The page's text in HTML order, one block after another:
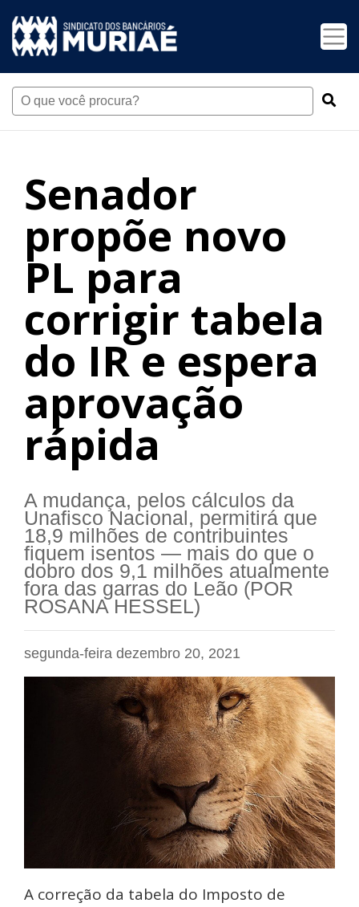
Senador
propõe novo
PL para
corrigir tabela
do IR e espera
aprovação
rápida
A mudança, pelos cálculos da
Unafisco Nacional, permitirá que
18,9 milhões de contribuintes
fiquem isentos — mais do que o
dobro dos 9,1 milhões atualmente
fora das garras do Leão (POR
ROSANA HESSEL)
segunda-feira dezembro 20, 2021
A correção da tabela do Imposto de